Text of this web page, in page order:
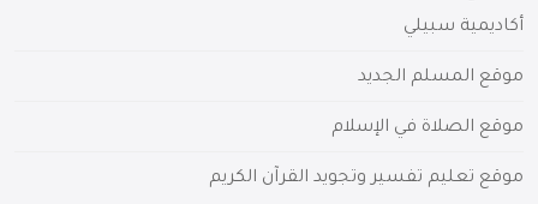
أكاديمية سبيلي
موقع المسلم الجديد
موقع الصلاة في الإسلام
موقع تعليم تفسير وتجويد القرآن الكريم